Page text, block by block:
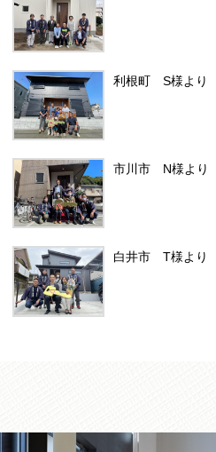
利根町 S様より
市川市 N様より
白井市 T様より